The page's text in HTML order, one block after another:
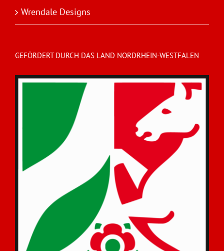
Wrendale Designs
GEFÖRDERT DURCH DAS LAND NORDRHEIN-WESTFALEN